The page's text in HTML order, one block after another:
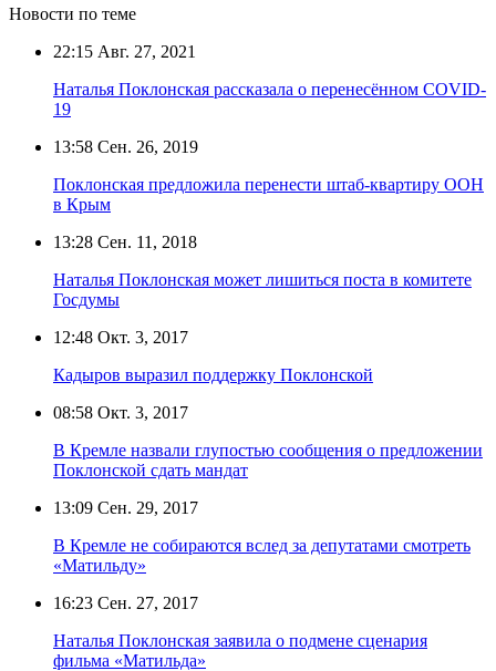
Новости по теме
22:15 Авг. 27, 2021
Наталья Поклонская рассказала о перенесённом COVID-
19
13:58 Сен. 26, 2019
Поклонская предложила перенести штаб-квартиру ООН
в Крым
13:28 Сен. 11, 2018
Наталья Поклонская может лишиться поста в комитете
Госдумы
12:48 Окт. 3, 2017
Кадыров выразил поддержку Поклонской
08:58 Окт. 3, 2017
В Кремле назвали глупостью сообщения о предложении
Поклонской сдать мандат
13:09 Сен. 29, 2017
В Кремле не собираются вслед за депутатами смотреть
«Матильду»
16:23 Сен. 27, 2017
Наталья Поклонская заявила о подмене сценария
фильма «Матильда»